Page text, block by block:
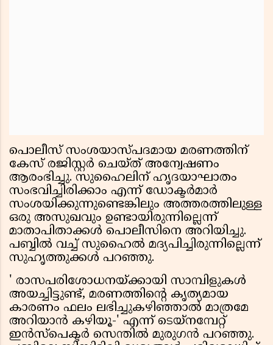
പൊലീസ് സംശയാസ്പദമായ മരണത്തിന്
കേസ് രജിസ്റ്റര്‍ ചെയ്ത് അന്വേഷണം
ആരംഭിച്ചു. സുഹൈലിന് ഹൃദയാഘാതം
സംഭവിച്ചിരിക്കാം എന്ന് ഡോക്ടര്‍മാര്‍
സംശയിക്കുന്നുണ്ടെങ്കിലും അത്തരത്തിലുള്ള
ഒരു അസുഖവും ഉണ്ടായിരുന്നില്ലെന്ന്
മാതാപിതാക്കള്‍ പൊലീസിനെ അറിയിച്ചു.
പബ്ബില്‍ വച്ച് സുഹൈല്‍ മദ്യപിച്ചിരുന്നില്ലെന്ന്
സുഹൃത്തുക്കള്‍ പറഞ്ഞു.
' രാസപരിശോധനയ്ക്കായി സാമ്പിളുകള്‍
അയച്ചിട്ടുണ്ട്, മരണത്തിന്റെ കൃത്യമായ
കാരണം ഫലം ലഭിച്ചുകഴിഞ്ഞാല്‍ മാത്രമേ
അറിയാന്‍ കഴിയൂ-' എന്ന് ടെയ്‌നമ്പേറ്റ്
ഇന്‍സ്‌പെക്ടര്‍ സെന്തില്‍ മുരുഗന്‍ പറഞ്ഞു.